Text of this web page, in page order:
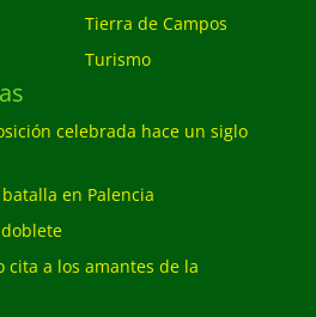
Tierra de Campos
Turismo
celebrada hace un siglo
en Palencia
cita a los amantes de la